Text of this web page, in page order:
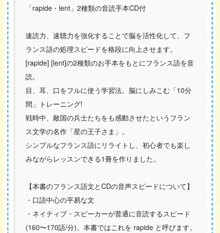
「rapide・lent」2種類の音読手本CD付
速読力、速聴力を強化することで脳を活性化して、フ
ランス語の処理スピードを格段に向上させます。
[rapide] [lent]の2種類のお手本をもとにフランス語を音
読。
目、耳、口をフルに使う学習法。脳にしみこむ「10分
間」トレーニング!
戦時中、敵国の兵士たちをも感動させたというフラン
ス文学の名作「星の王子さま」。
シンプルなフランス語にリライトし、初心者でも楽し
みながらレッスンできる1冊を作りました。
【本書のフランス語文とCDの音声スピードについて】
・口語中心の平易な文
・ネイティブ・スピーカーが普通に音読するスピード
(160〜170語/分)。本書ではこれを rapide と呼びます。